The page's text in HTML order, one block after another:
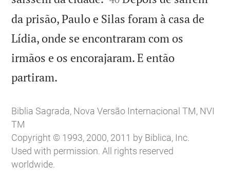
da prisão, Paulo e Silas foram à casa de
Lídia, onde se encontraram com os
irmãos e os encorajaram. E então
partiram.
Biblia Sagrada, Nova Versão Internacional TM, NVI
TM
Copyright © 1993, 2000, 2011 by Biblica, Inc.
Used with permission. All rights reserved
worldwide.